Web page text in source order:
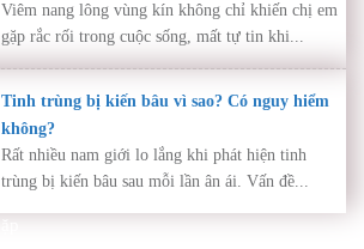
Viêm nang lông vùng kín không chỉ khiến chị em
gặp rắc rối trong cuộc sống, mất tự tin khi...
Tinh trùng bị kiến bâu vì sao? Có nguy hiểm
không?
Rất nhiều nam giới lo lắng khi phát hiện tinh
trùng bị kiến bâu sau mỗi lần ân ái. Vấn đề...